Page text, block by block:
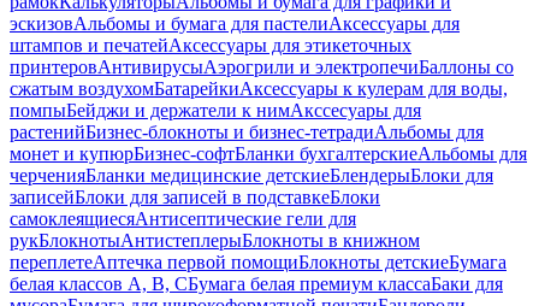
эскизовАльбомы и бумага для пастелиАксессуары для
штампов и печатейАксессуары для этикеточных
принтеровАнтивирусыАэрогрили и электропечиБаллоны со
сжатым воздухомБатарейкиАксессуары к кулерам для воды,
помпыБейджи и держатели к нимАкссесуары для
растенийБизнес-блокноты и бизнес-тетрадиАльбомы для
монет и купюрБизнес-софтБланки бухгалтерскиеАльбомы для
черченияБланки медицинские детскиеБлендерыБлоки для
записейБлоки для записей в подставкеБлоки
самоклеящиесяАнтисептические гели для
рукБлокнотыАнтистеплерыБлокноты в книжном
переплетеАптечка первой помощиБлокноты детскиеБумага
белая классов А, В, СБумага белая премиум классаБаки для